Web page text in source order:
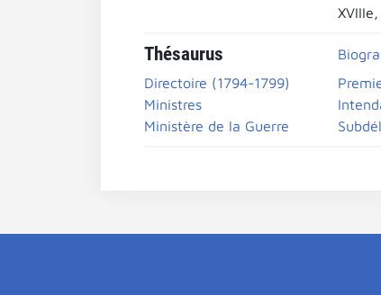
XVIIIe,
Thésaurus
Directoire (1794-1799)
Ministres
Ministère de la Guerre